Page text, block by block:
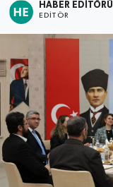
HABER EDITÖRÜ
EDITÖR